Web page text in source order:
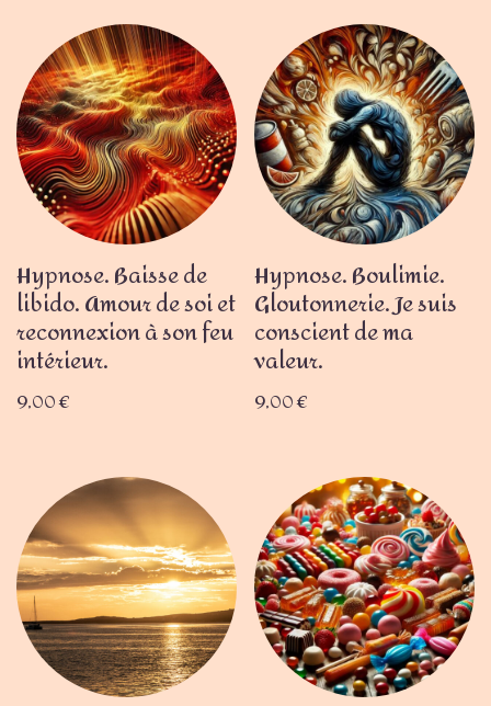
Hypnose. Baisse de
libido. Amour de soi et
reconnexion à son feu
intérieur.
9,00€
Hypnose. Boulimie.
Gloutonnerie. Je suis
conscient de ma
valeur.
9,00€